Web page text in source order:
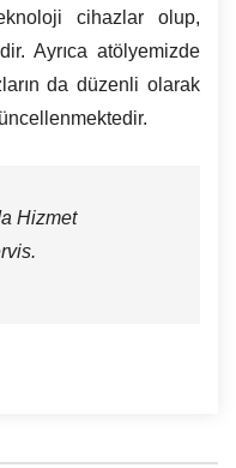
cihazlar olup,
Ayrıca atölyemizde
da düzenli olarak
Hizmet